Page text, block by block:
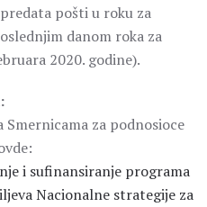
pošti u roku za
danom roka za
2020. godine).
za podnosioce
i sufinansiranje programa
Nacionalne strategije za